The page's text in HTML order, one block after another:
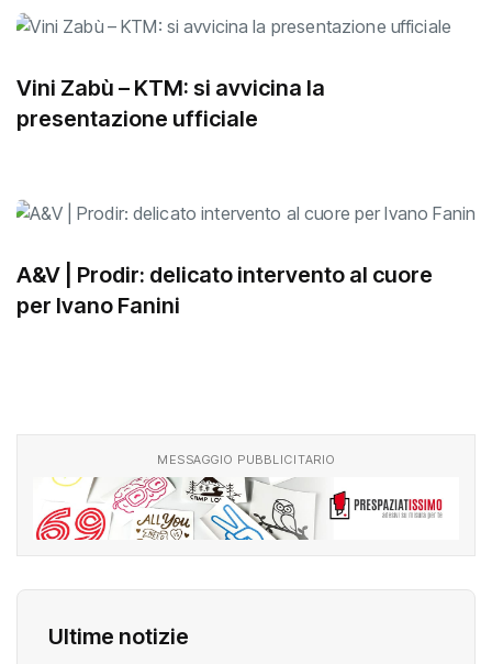
Vini Zabù – KTM: si avvicina la
presentazione ufficiale
A&V | Prodir: delicato intervento al cuore
per Ivano Fanini
MESSAGGIO PUBBLICITARIO
Ultime notizie